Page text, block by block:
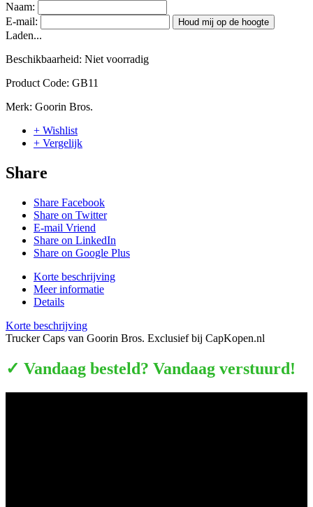
Naam:
E-mail:
Houd mij op de hoogte
Laden...
Beschikbaarheid: Niet voorradig
Product Code: GB11
Merk: Goorin Bros.
+ Wishlist
+ Vergelijk
Share
Share Facebook
Share on Twitter
E-mail Vriend
Share on LinkedIn
Share on Google Plus
Korte beschrijving
Meer informatie
Details
Korte beschrijving
Trucker Caps van Goorin Bros. Exclusief bij CapKopen.nl
✓ Vandaag besteld? Vandaag verstuurd!